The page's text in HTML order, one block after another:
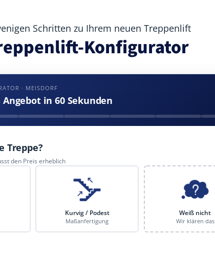
Schritten zu Ihrem neuen Treppenlift
Konfigurator
· MEISDORF
in 60 Sekunden
Treppe?
den Preis erheblich
Kurvig / Podest
Maßanfertigung
Weiß nicht
Wir klären das